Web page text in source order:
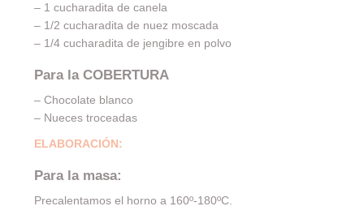
– 1 cucharadita de canela
– 1/2 cucharadita de nuez moscada
– 1/4 cucharadita de jengibre en polvo
Para la COBERTURA
– Chocolate blanco
– Nueces troceadas
ELABORACIÓN:
Para la masa:
Precalentamos el horno a 160º-180ºC.